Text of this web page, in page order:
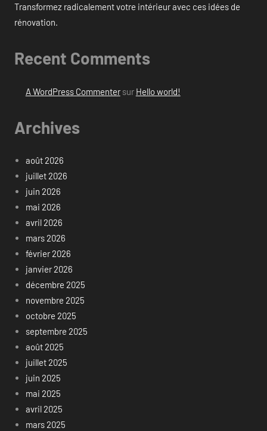
Transformez radicalement votre intérieur avec ces idées de
rénovation.
Recent Comments
A WordPress Commentersur Hello world!
Archives
août 2026
juillet 2026
juin 2026
mai 2026
avril 2026
mars 2026
février 2026
janvier 2026
décembre 2025
novembre 2025
octobre 2025
septembre 2025
août 2025
juillet 2025
juin 2025
mai 2025
avril 2025
mars 2025